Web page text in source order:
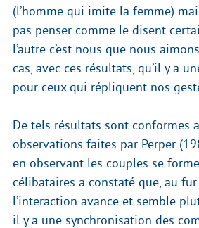
(l’homme qui imite la femme)
pas penser comme le disent
l’autre c’est nous que nous
cas, avec ces résultats, qu’il y a
pour ceux qui répliquent nos
De tels résultats sont conformes
observations faites par Perper
en observant les couples se
célibataires a constaté que, au
l’interaction avance et semble
il y a une synchronisation des